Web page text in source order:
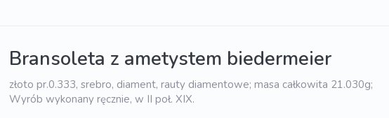
Bransoleta z ametystem biedermeier
złoto pr.0.333, srebro, diament, rauty diamentowe; masa całkowita 21.030g;
Wyrób wykonany ręcznie, w II poł. XIX.